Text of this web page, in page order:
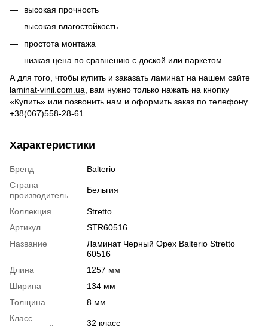
высокая прочность
высокая влагостойкость
простота монтажа
низкая цена по сравнению с доской или паркетом
А для того, чтобы купить и заказать ламинат на нашем сайте
laminat-vinil.com.ua , вам нужно только нажать на кнопку
«Купить» или позвонить нам и оформить заказ по телефону
+38(067)558-28-61.
Характеристики
Бренд
Balterio
Страна
производитель
Бельгия
Коллекция
Stretto
Артикул
STR60516
Название
Ламинат Черный Орех Balterio Stretto
60516
Длина
1257 мм
Ширина
134 мм
Толщина
8 мм
Класс
32 класс